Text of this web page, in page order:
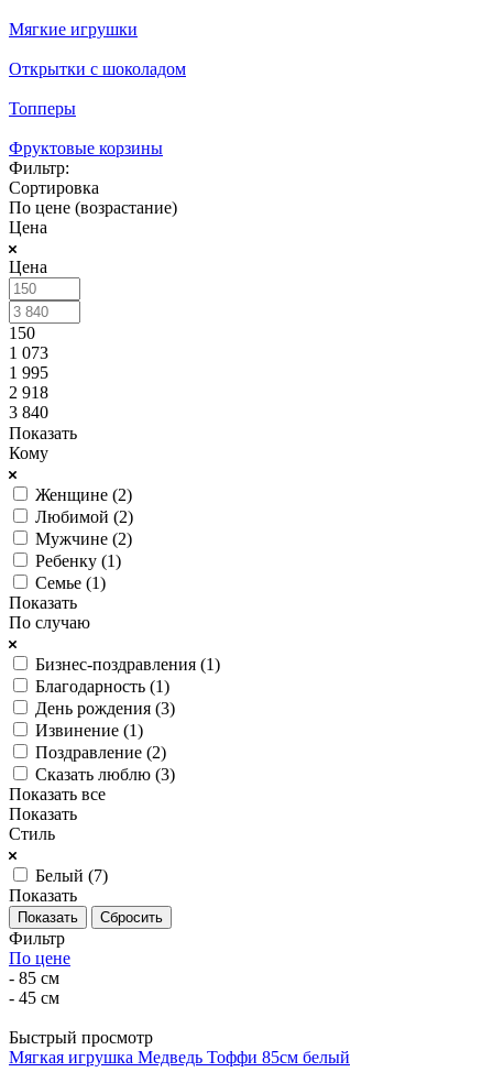
Мягкие игрушки
Открытки с шоколадом
Топперы
Фруктовые корзины
Фильтр:
Сортировка
По цене (возрастание)
Цена
Цена
150
1 073
1 995
2 918
3 840
Показать
Кому
Женщине (2)
Любимой (2)
Мужчине (2)
Ребенку (1)
Семье (1)
Показать
По случаю
Бизнес-поздравления (1)
Благодарность (1)
День рождения (3)
Извинение (1)
Поздравление (2)
Сказать люблю (3)
Показать все
Показать
Стиль
Белый (7)
Показать
Сбросить
Фильтр
По цене
- 85 см
- 45 см
Быстрый просмотр
Мягкая игрушка Медведь Тоффи 85см белый